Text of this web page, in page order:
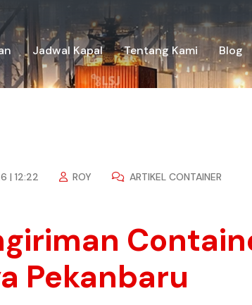
Jadwal Kapal Tentang Kami Blog
| 12:22 ROY ARTIKEL CONTAINER
Pekanbaru